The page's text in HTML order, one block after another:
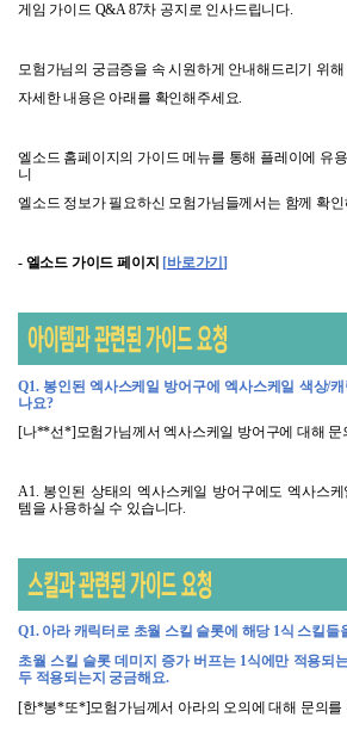
게임 가이드 Q&A 87차 공지로 인사드립니다.
모험가님의 궁금증을 속 시원하게 안내해드리기 위
자세한 내용은 아래를 확인해주세요.
엘소드 홈페이지의 가이드 메뉴를 통해 플레이에 유
니
엘소드 정보가 필요하신 모험가님들께서는 함께 확
- 엘소드 가이드 페이지 [바로가기]
Q1. 봉인된 엑사스케일 방어구에 엑사스케일 색상/
나요?
[나**선*]모험가님께서 엑사스케일 방어구에 대해
A1. 봉인된 상태의 엑사스케일 방어구에도 엑사스
템을 사용하실 수 있습니다
Q1. 아라 캐릭터로 초월 스킬 슬롯에 해당1식 스킬들
초월 스킬 슬롯 데미지 증가 버프는1식에만 적용되
두 적용되는지 궁금해요.
[한*봉*또*]모험가님께서 아라의 오의에 대해 문의를